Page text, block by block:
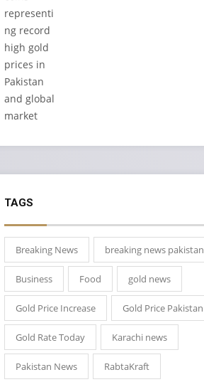
TAGS
Breaking News breaking news pakistan
Business Food gold news
Gold Price Increase Gold Price Pakistan
Gold Rate Today Karachi news
Pakistan News RabtaKraft